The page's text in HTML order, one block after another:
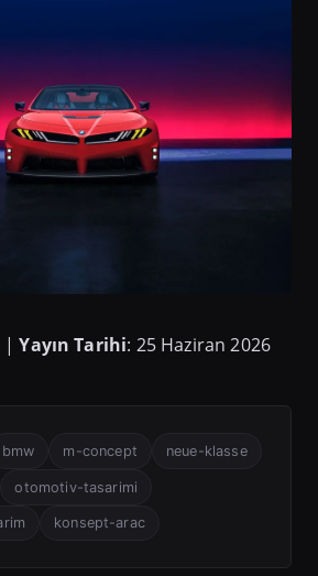
|Yayın Tarihi: 25 Haziran 2026
bmw m-concept neue-klasse
otomotiv-tasarimi
konsept-arac